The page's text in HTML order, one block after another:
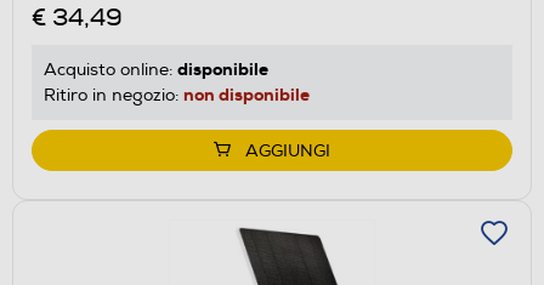
€ 34,49
Acquisto online: disponibile
Ritiro in negozio: non disponibile
AGGIUNGI